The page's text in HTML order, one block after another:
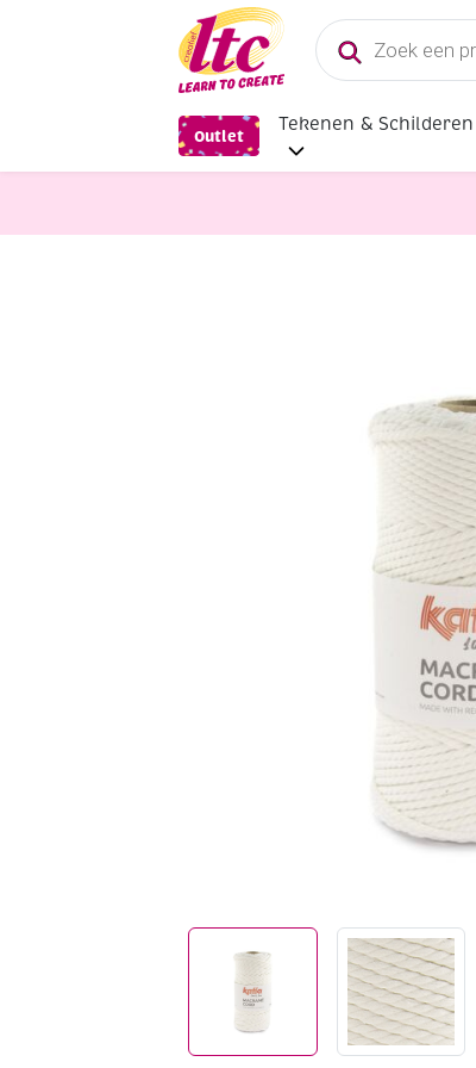
Producten
zoeken
Outlet
Tekenen & Schilderen